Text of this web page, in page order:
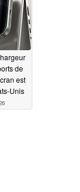
de
est
Unis